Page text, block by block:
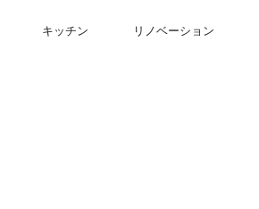
キッチン リノベーション